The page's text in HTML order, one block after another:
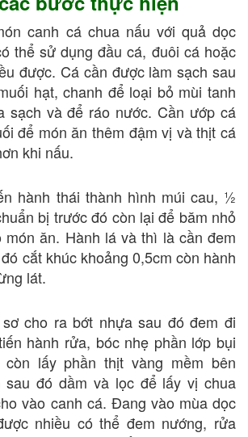
canh cá chua nấu với quả dọc
thể sử dụng đầu cá, đuôi cá hoặc
được. Cá cần được làm sạch sau
hạt, chanh để loại bỏ mùi tanh
sạch và để ráo nước. Cần ướp cá
để món ăn thêm đậm vị và thịt cá
khi nấu.
hành thái thành hình múi cau, ½
bị trước đó còn lại để băm nhỏ
món ăn. Hành lá và thì là cần đem
cắt khúc khoảng 0,5cm còn hành
lát.
cho ra bớt nhựa sau đó đem đi
hành rửa, bóc nhẹ phần lớp bụi
lấy phần thịt vàng mềm bên
sau đó dầm và lọc để lấy vị chua
vào canh cá. Đang vào mùa dọc
nhiều có thể đem nướng, rửa